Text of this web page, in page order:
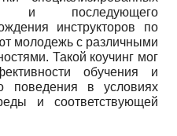
и последующего
инструкторов по
молодежь с различными
Такой коучинг мог
обучения и
поведения в условиях
и соответствующей